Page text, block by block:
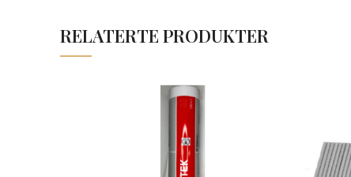
RELATERTE PRODUKTER